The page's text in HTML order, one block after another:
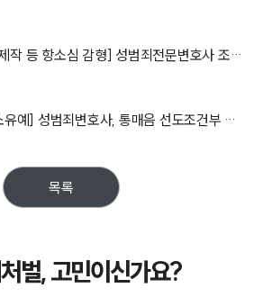
주요 업무사례
법률정보
법률지식인
고객후기
업무분야
[아동청소년성착취물 제작 등 항소심 감형] 성범죄전문변호사 조력으로 성착취물 제작·배포 실형을 면함
[통매음, 명예훼손 기소유예] 성범죄변호사, 통매음 선도조건부 기소유예 및 명예훼손 공소권없음
목록
벌, 고민이신가요?